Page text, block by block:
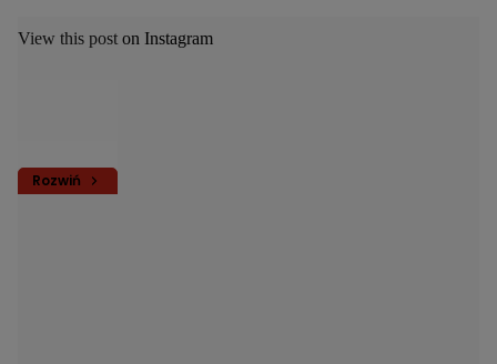
Rozwiń
View this post on Instagram